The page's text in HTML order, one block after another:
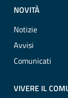
NOVITÀ
Notizie
Avvisi
Comunicati
VIVERE IL